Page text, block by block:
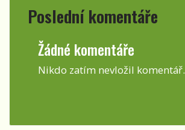
Poslední komentáře
Žádné komentáře
Nikdo zatím nevložil komentář.